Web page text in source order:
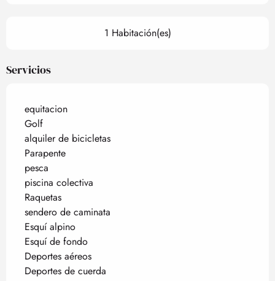
1 Habitación(es)
Servicios
equitacion
Golf
alquiler de bicicletas
Parapente
pesca
piscina colectiva
Raquetas
sendero de caminata
Esquí alpino
Esquí de fondo
Deportes aéreos
Deportes de cuerda